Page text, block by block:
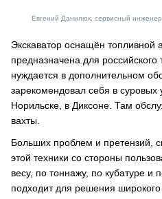
Евгений Данилюк, сервисный
Экскаватор оснащён топливной
предназначена для
нуждается в дополнительном
зарекомендовал себя в
Норильске, в Диксоне. Там
вахты.
Больших проблем и претензий,
этой техники со стороны
весу, по тоннажу, по кубатуре и
подходит для решения широкого